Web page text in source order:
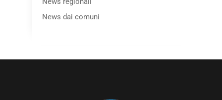
News dai comuni